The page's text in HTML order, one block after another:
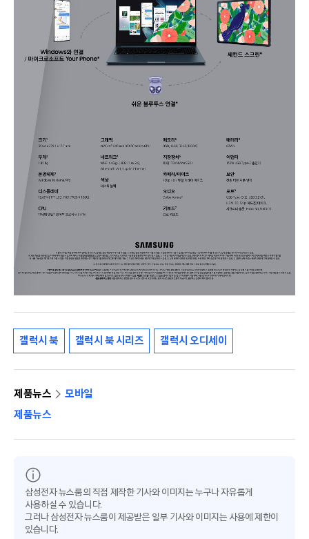
갤럭시 북 갤럭시 북 시리즈 갤럭시 오디세이
제품뉴스
모바일
제품뉴스
삼성전자 뉴스룸의 직접 제작한 기사와 이미지는 누구나 자유롭게
사용하실 수 있습니다.
그러나 삼성전자 뉴스룸이 제공받은 일부 기사와 이미지는 사용에 제한이
있습니다.